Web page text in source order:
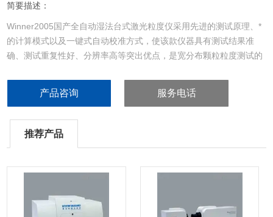
简要描述：
Winner2005国产全自动湿法台式激光粒度仪采用先进的测试原理、*
的计算模式以及一键式自动校准方式，使该款仪器具有测试结果准
确、测试重复性好、分辨率高等突出优点，是宽分布颗粒粒度测试的
产品咨询 服务电话
推荐产品